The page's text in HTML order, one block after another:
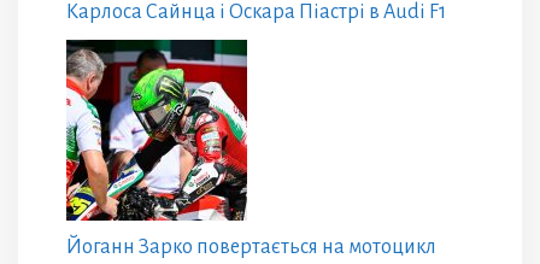
Карлоса Сайнца і Оскара Піастрі в Audi F1
Йоганн Зарко повертається на мотоцикл